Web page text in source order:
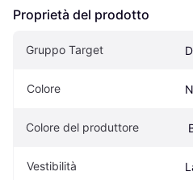
Proprietà del prodotto
Gruppo Target
Colore
Colore del produttore
Vestibilità